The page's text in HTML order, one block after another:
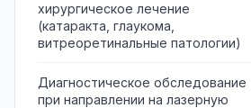
хирургическое лечение
(катаракта, глаукома,
витреоретинальные патологии)
Диагностическое обследование
при направлении на лазерную